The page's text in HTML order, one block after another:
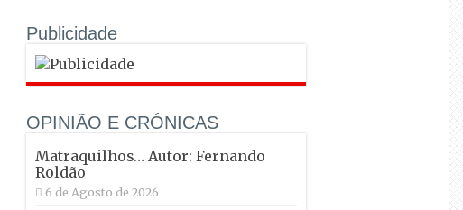
Publicidade
OPINIÃO E CRÓNICAS
Matraquilhos… Autor: Fernando
Roldão
6 de Agosto de 2026